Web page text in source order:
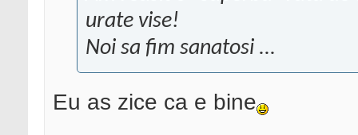
urate vise!
Noi sa fim sanatosi ...
Eu as zice ca e bine